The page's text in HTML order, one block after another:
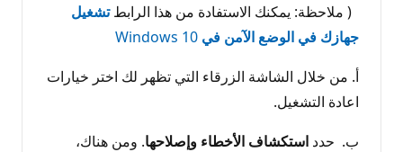
( ملاحظة: يمكنك الاستفادة من هذا الرابطتشغيل
جهازك في الوضع الآمن في
أ. من خلال الشاشة الزرقاء التي تظهر لك اختر خيارات
اعادة التشغيل.
ب. حدد استكشاف الأخطاء وإصلاحها. ومن هناك،